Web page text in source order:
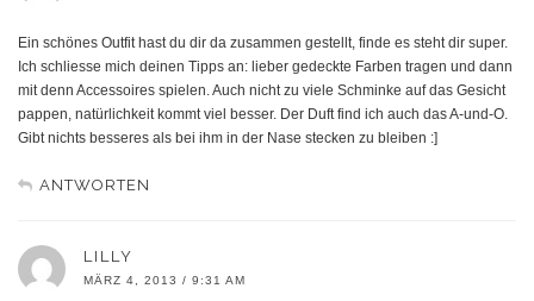
Ein schönes Outfit hast du dir da zusammen gestellt, finde es steht dir super.
Ich schliesse mich deinen Tipps an: lieber gedeckte Farben tragen und dann
mit denn Accessoires spielen. Auch nicht zu viele Schminke auf das Gesicht
pappen, natürlichkeit kommt viel besser. Der Duft find ich auch das A-und-O.
Gibt nichts besseres als bei ihm in der Nase stecken zu bleiben :]
ANTWORTEN
LILLY
MÄRZ 4, 2013 / 9:31 AM